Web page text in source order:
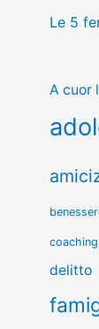
Le 5
A cuor
coaching
delitto